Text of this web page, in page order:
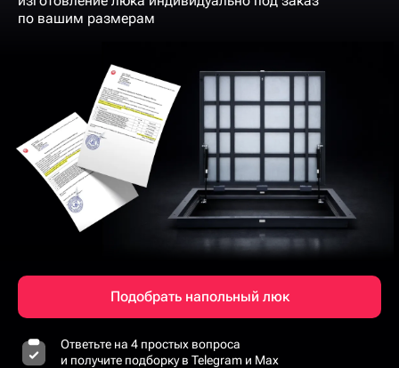
по вашим размерам
Подобрать напольный люк
Ответьте на 4 простых вопроса
и получите подборку в Telegram и Max